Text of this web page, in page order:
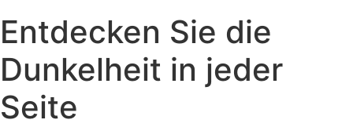
Entdecken Sie die
Dunkelheit in jeder
Seite